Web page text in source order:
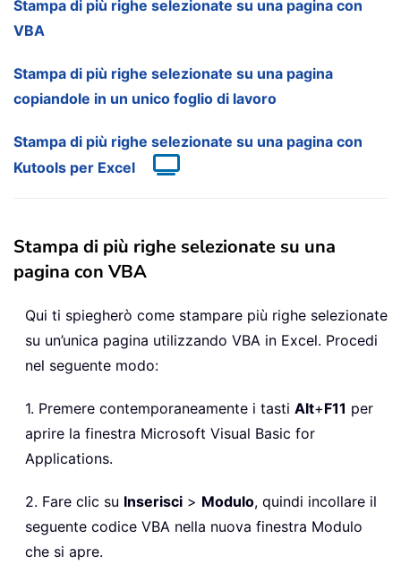
Stampa di più righe selezionate su una pagina con
VBA
Stampa di più righe selezionate su una pagina
copiandole in un unico foglio di lavoro
Stampa di più righe selezionate su una pagina con
Kutools per Excel
Stampa di più righe selezionate su una
pagina con VBA
Qui ti spiegherò come stampare più righe selezionate
su un’unica pagina utilizzando VBA in Excel. Procedi
nel seguente modo:
1. Premere contemporaneamente i tasti Alt+F11 per
aprire la finestra Microsoft Visual Basic for
Applications.
2. Fare clic su Inserisci > Modulo, quindi incollare il
seguente codice VBA nella nuova finestra Modulo
che si apre.